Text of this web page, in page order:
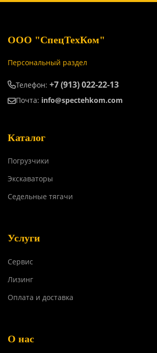
ООО "СпецТехКом"
Персональный раздел
Телефон: +7 (913) 022-22-13
Почта: info@spectehkom.com
Каталог
Погрузчики
Экскаваторы
Седельные тягачи
Услуги
Сервис
Лизинг
Оплата и доставка
О нас